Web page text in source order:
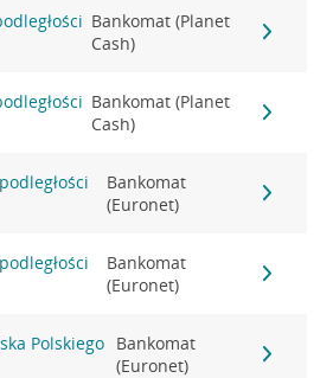
Bankomat (Planet
Cash)
Bankomat (Planet
Cash)
Bankomat
(Euronet)
Bankomat
(Euronet)
Polskiego Bankomat
(Euronet)